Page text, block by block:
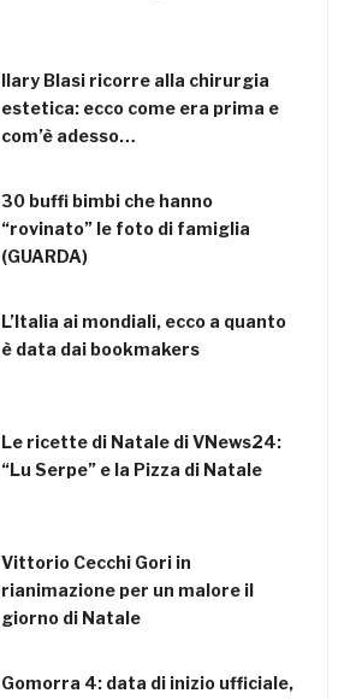
Ilary Blasi ricorre alla chirurgia
estetica: ecco come era prima e
com’è adesso…
30 buffi bimbi che hanno
“rovinato” le foto di famiglia
(GUARDA)
L’Italia ai mondiali, ecco a quanto
è data dai bookmakers
Le ricette di Natale di VNews24:
“Lu Serpe” e la Pizza di Natale
Vittorio Cecchi Gori in
rianimazione per un malore il
giorno di Natale
Gomorra 4: data di inizio ufficiale,